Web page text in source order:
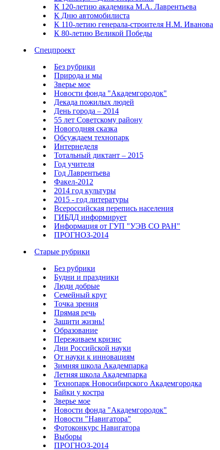
К 120-летию академика М.А. Лаврентьева
К Дню автомобилиста
К 110-летию генерала-строителя Н.М. Иванова
К 80-летию Великой Победы
Спецпроект
Без рубрики
Природа и мы
Зверье мое
Новости фонда "Академгородок"
Декада пожилых людей
День города – 2014
55 лет Советскому району
Новогодняя сказка
Обсуждаем технопарк
Интернеделя
Тотальный диктант – 2015
Год учителя
Год Лаврентьева
Факел-2012
2014 год культуры
2015 - год литературы
Всероссийская перепись населения
ГИБДД информирует
Информация от ГУП "УЭВ СО РАН"
ПРОГНОЗ-2014
Старые рубрики
Без рубрики
Будни и праздники
Люди добрые
Семейный круг
Точка зрения
Прямая речь
Защити жизнь!
Образование
Переживаем кризис
Дни Российской науки
От науки к инновациям
Зимняя школа Академпарка
Летняя школа Академпарка
Технопарк Новосибирского Академгородка
Байки у костра
Зверье мое
Новости фонда "Академгородок"
Новости "Навигатора"
Фотоконкурс Навигатора
Выборы
ПРОГНОЗ-2014